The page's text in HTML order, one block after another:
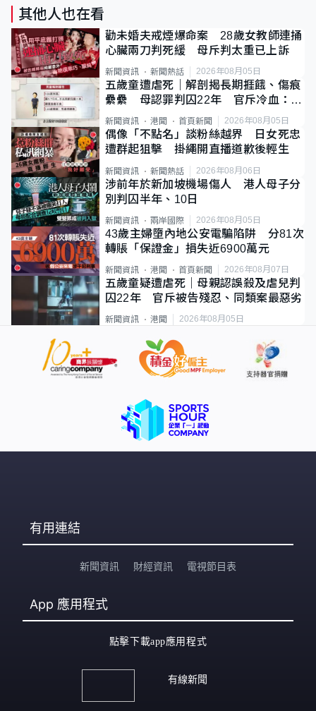
其他人也在看
勸未婚夫戒煙爆命案 28歲女教師連捅
心臟兩刀判死緩 母斥判太重已上訴
新聞資訊 新聞熱話 2026年08月05日
五歲童遭虐死｜解剖揭長期捱餓、傷痕
纍纍 母認罪判囚22年 官斥冷血：同
類案最惡劣
新聞資訊 港聞 首頁新聞 2026年08月05日
偶像「不點名」談粉絲越界 日女死忠
遭群起狙擊 掛繩開直播道歉後輕生
新聞資訊 新聞熱話 2026年08月06日
涉前年於新加坡機場傷人 港人母子分
別判囚半年、10日
新聞資訊 兩岸國際 2026年08月05日
43歲主婦墮內地公安電騙陷阱 分81次
轉賬「保證金」損失近6900萬元
新聞資訊 港聞 首頁新聞 2026年08月07日
五歲童疑遭虐死｜母親認誤殺及虐兒判
囚22年 官斥被告殘忍、同類案最惡劣
新聞資訊 港聞 2026年08月05日
有用連結
新聞資訊 財經資訊 電視節目表
App 應用程式
點擊下載app應用程式
有線新聞